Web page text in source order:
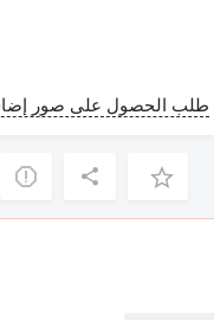
طلب الحصول على صور